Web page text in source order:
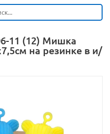
11 (12) Мишка
на резинке в и/